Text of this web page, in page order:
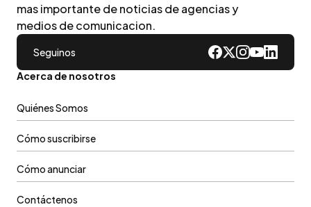
mas importante de noticias de agencias y
medios de comunicacion.
Seguinos
Acerca de nosotros
Quiénes Somos
Cómo suscribirse
Cómo anunciar
Contáctenos